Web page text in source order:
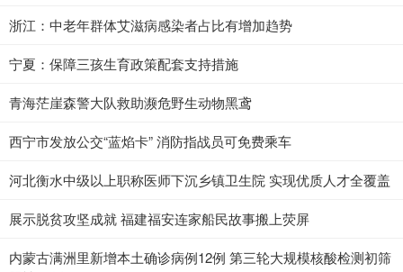
浙江：中老年群体艾滋病感染者占比有增加趋势
宁夏：保障三孩生育政策配套支持措施
青海茫崖森警大队救助濒危野生动物黑鸢
西宁市发放公交“蓝焰卡” 消防指战员可免费乘车
河北衡水中级以上职称医师下沉乡镇卫生院 实现优质人才全覆盖
展示脱贫攻坚成就 福建福安连家船民故事搬上荧屏
内蒙古满洲里新增本土确诊病例12例 第三轮大规模核酸检测初筛